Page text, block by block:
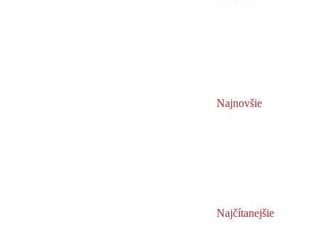
Najnovšie
Najčítanejšie